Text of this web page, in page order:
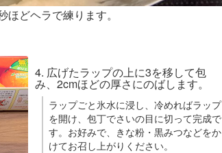
どヘラで練ります。
4. 広げたラップの上に3を移して包
み、2cmほどの厚さにのばします。
ラップごと氷水に浸し、冷めればラップ
を開け、包丁でさいの目に切って完成で
す。お好みで、きな粉・黒みつなどをか
けてお召し上がりください。